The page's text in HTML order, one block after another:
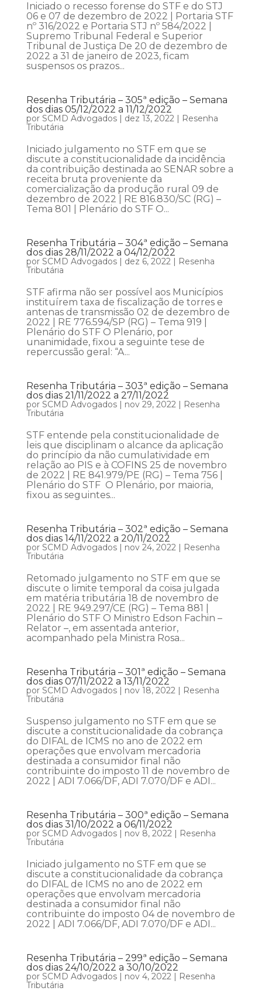
Iniciado o recesso forense do STF e do STJ
06 e 07 de dezembro de 2022 | Portaria STF
nº 316/2022 e Portaria STJ nº 584/2022 |
Supremo Tribunal Federal e Superior
Tribunal de Justiça De 20 de dezembro de
2022 a 31 de janeiro de 2023, ficam
suspensos os prazos...
Resenha Tributária – 305ª edição – Semana
dos dias 05/12/2022 a 11/12/2022
por SCMD Advogados| dez 13, 2022| Resenha
Tributária
Iniciado julgamento no STF em que se
discute a constitucionalidade da incidência
da contribuição destinada ao SENAR sobre a
receita bruta proveniente da
comercialização da produção rural 09 de
dezembro de 2022 | RE 816.830/SC (RG) –
Tema 801 | Plenário do STF O...
Resenha Tributária – 304ª edição – Semana
dos dias 28/11/2022 a 04/12/2022
por SCMD Advogados| dez 6, 2022| Resenha
Tributária
STF afirma não ser possível aos Municípios
instituírem taxa de fiscalização de torres e
antenas de transmissão 02 de dezembro de
2022 | RE 776.594/SP (RG) – Tema 919 |
Plenário do STF O Plenário, por
unanimidade, fixou a seguinte tese de
repercussão geral: “A...
Resenha Tributária – 303ª edição – Semana
dos dias 21/11/2022 a 27/11/2022
por SCMD Advogados| nov 29, 2022| Resenha
Tributária
STF entende pela constitucionalidade de
leis que disciplinam o alcance da aplicação
do princípio da não cumulatividade em
relação ao PIS e à COFINS 25 de novembro
de 2022 | RE 841.979/PE (RG) – Tema 756 |
Plenário do STF O Plenário, por maioria,
fixou as seguintes...
Resenha Tributária – 302ª edição – Semana
dos dias 14/11/2022 a 20/11/2022
por SCMD Advogados| nov 24, 2022| Resenha
Tributária
Retomado julgamento no STF em que se
discute o limite temporal da coisa julgada
em matéria tributária 18 de novembro de
2022 | RE 949.297/CE (RG) – Tema 881 |
Plenário do STF O Ministro Edson Fachin –
Relator –, em assentada anterior,
acompanhado pela Ministra Rosa...
Resenha Tributária – 301ª edição – Semana
dos dias 07/11/2022 a 13/11/2022
por SCMD Advogados| nov 18, 2022| Resenha
Tributária
Suspenso julgamento no STF em que se
discute a constitucionalidade da cobrança
do DIFAL de ICMS no ano de 2022 em
operações que envolvam mercadoria
destinada a consumidor final não
contribuinte do imposto 11 de novembro de
2022 | ADI 7.066/DF, ADI 7.070/DF e ADI...
Resenha Tributária – 300ª edição – Semana
dos dias 31/10/2022 a 06/11/2022
por SCMD Advogados| nov 8, 2022| Resenha
Tributária
Iniciado julgamento no STF em que se
discute a constitucionalidade da cobrança
do DIFAL de ICMS no ano de 2022 em
operações que envolvam mercadoria
destinada a consumidor final não
contribuinte do imposto 04 de novembro de
2022 | ADI 7.066/DF, ADI 7.070/DF e ADI...
Resenha Tributária – 299ª edição – Semana
dos dias 24/10/2022 a 30/10/2022
por SCMD Advogados| nov 4, 2022| Resenha
Tributária